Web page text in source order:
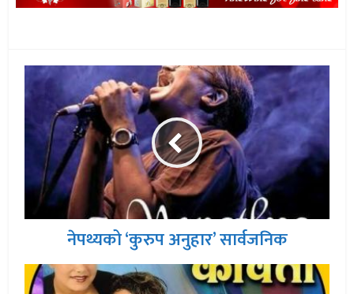
नेपथ्यको ‘कुरुप अनुहार’ सार्वजनिक